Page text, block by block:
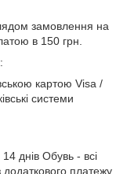
замовлення на
в 150 грн.
картою Visa /
системи
днів Обувь - всі
платежу